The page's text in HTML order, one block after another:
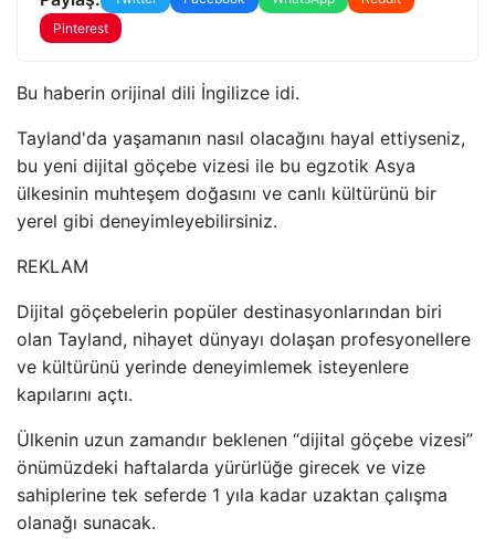
Pinterest
Bu haberin orijinal dili İngilizce idi.
Tayland'da yaşamanın nasıl olacağını hayal ettiyseniz,
bu yeni dijital göçebe vizesi ile bu egzotik Asya
ülkesinin muhteşem doğasını ve canlı kültürünü bir
yerel gibi deneyimleyebilirsiniz.
REKLAM
Dijital göçebelerin popüler destinasyonlarından biri
olan Tayland, nihayet dünyayı dolaşan profesyonellere
ve kültürünü yerinde deneyimlemek isteyenlere
kapılarını açtı.
Ülkenin uzun zamandır beklenen “dijital göçebe vizesi”
önümüzdeki haftalarda yürürlüğe girecek ve vize
sahiplerine tek seferde 1 yıla kadar uzaktan çalışma
olanağı sunacak.